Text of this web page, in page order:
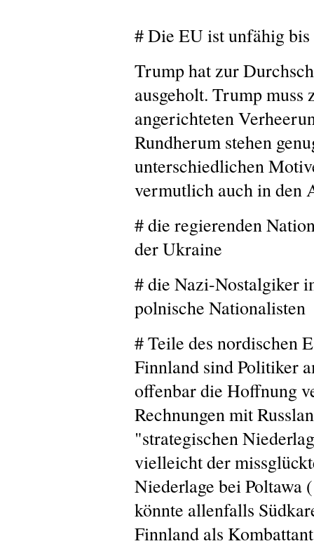
# Die EU ist unfähig
Trump hat zur
ausgeholt. Trump muss
angerichteten
Rundherum stehen
unterschiedlichen
vermutlich auch in den
# die regierenden
der Ukraine
# die Nazi-Nostalgiker
polnische Nationalisten
# Teile des nordischen
Finnland sind Politiker
offenbar die Hoffnung
Rechnungen mit
"strategischen
vielleicht der
Niederlage bei Poltawa
könnte allenfalls
Finnland als